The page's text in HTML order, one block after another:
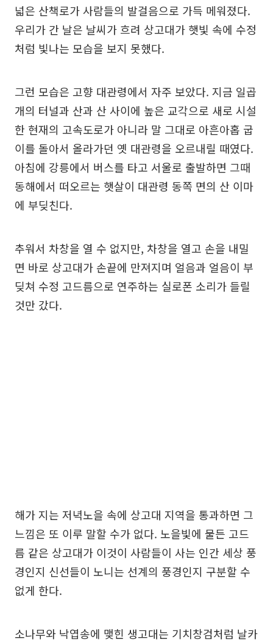
넓은 산책로가 사람들의 발걸음으로 가득 메워졌다.
우리가 간 날은 날씨가 흐려 상고대가 햇빛 속에 수정
처럼 빛나는 모습을 보지 못했다.
그런 모습은 고향 대관령에서 자주 보았다. 지금 일곱
개의 터널과 산과 산 사이에 높은 교각으로 새로 시설
한 현재의 고속도로가 아니라 말 그대로 아흔아홉 굽
이를 돌아서 올라가던 옛 대관령을 오르내릴 때였다.
아침에 강릉에서 버스를 타고 서울로 출발하면 그때
동해에서 떠오르는 햇살이 대관령 동쪽 면의 산 이마
에 부딪친다.
추워서 차창을 열 수 없지만, 차창을 열고 손을 내밀
면 바로 상고대가 손끝에 만져지며 얼음과 얼음이 부
딪쳐 수정 고드름으로 연주하는 실로폰 소리가 들릴
것만 갔다.
해가 지는 저녁노을 속에 상고대 지역을 통과하면 그
느낌은 또 이루 말할 수가 없다. 노을빛에 물든 고드
름 같은 상고대가 이것이 사람들이 사는 인간 세상 풍
경인지 신선들이 노니는 선계의 풍경인지 구분할 수
없게 한다.
소나무와 낙엽송에 맺힌 생고대는 기치창검처럼 날카